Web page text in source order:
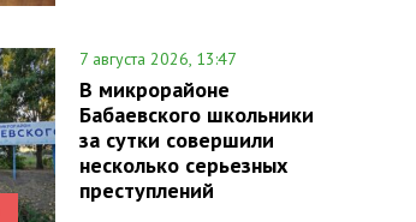
7 августа 2026, 13:47
В микрорайоне
Бабаевского школьники
за сутки совершили
несколько серьезных
преступлений